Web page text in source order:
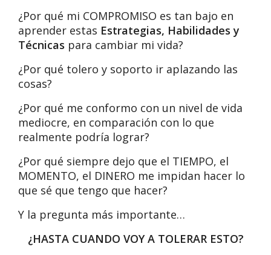
¿Por qué mi COMPROMISO es tan bajo en
aprender estas Estrategias, Habilidades y
Técnicas para cambiar mi vida?
¿Por qué tolero y soporto ir aplazando las
cosas?
¿Por qué me conformo con un nivel de vida
mediocre, en comparación con lo que
realmente podría lograr?
¿Por qué siempre dejo que el TIEMPO, el
MOMENTO, el DINERO me impidan hacer lo
que sé que tengo que hacer?
Y la pregunta más importante…
¿HASTA CUANDO VOY A TOLERAR ESTO?